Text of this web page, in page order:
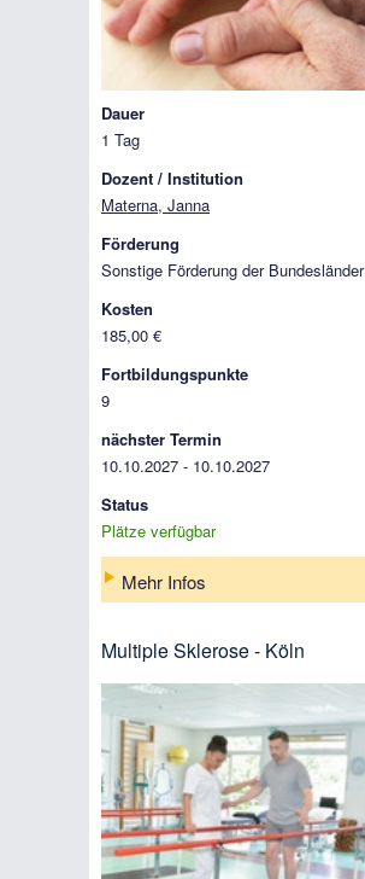
Dauer
1 Tag
Dozent / Institution
Materna, Janna
Förderung
Sonstige Förderung der Bundesländer
Kosten
185,00 €
Fortbildungspunkte
9
nächster Termin
10.10.2027 - 10.10.2027
Status
Plätze verfügbar
Mehr Infos
Multiple Sklerose - Köln